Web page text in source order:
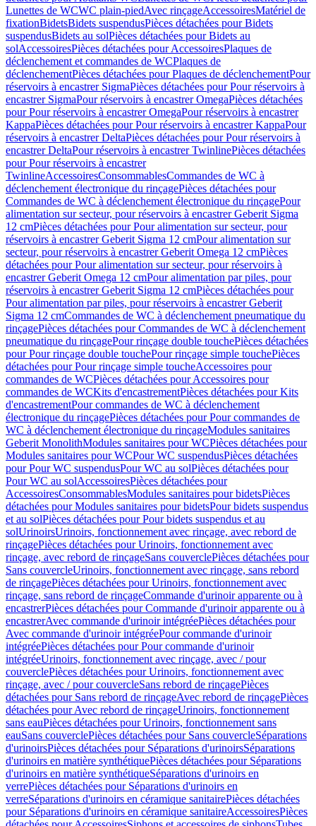
Lunettes de WCWC plain-piedAvec rinçageAccessoiresMatériel de
fixationBidetsBidets suspendusPièces détachées pour Bidets
suspendusBidets au solPièces détachées pour Bidets au
solAccessoiresPièces détachées pour AccessoiresPlaques de
déclenchement et commandes de WCPlaques de
déclenchementPièces détachées pour Plaques de déclenchementPour
réservoirs à encastrer SigmaPièces détachées pour Pour réservoirs à
encastrer SigmaPour réservoirs à encastrer OmegaPièces détachées
pour Pour réservoirs à encastrer OmegaPour réservoirs à encastrer
KappaPièces détachées pour Pour réservoirs à encastrer KappaPour
réservoirs à encastrer DeltaPièces détachées pour Pour réservoirs à
encastrer DeltaPour réservoirs à encastrer TwinlinePièces détachées
pour Pour réservoirs à encastrer
TwinlineAccessoiresConsommablesCommandes de WC à
déclenchement électronique du rinçagePièces détachées pour
Commandes de WC à déclenchement électronique du rinçagePour
alimentation sur secteur, pour réservoirs à encastrer Geberit Sigma
12 cmPièces détachées pour Pour alimentation sur secteur, pour
réservoirs à encastrer Geberit Sigma 12 cmPour alimentation sur
secteur, pour réservoirs à encastrer Geberit Omega 12 cmPièces
détachées pour Pour alimentation sur secteur, pour réservoirs à
encastrer Geberit Omega 12 cmPour alimentation par piles, pour
réservoirs à encastrer Geberit Sigma 12 cmPièces détachées pour
Pour alimentation par piles, pour réservoirs à encastrer Geberit
Sigma 12 cmCommandes de WC à déclenchement pneumatique du
rinçagePièces détachées pour Commandes de WC à déclenchement
pneumatique du rinçagePour rinçage double touchePièces détachées
pour Pour rinçage double touchePour rinçage simple touchePièces
détachées pour Pour rinçage simple toucheAccessoires pour
commandes de WCPièces détachées pour Accessoires pour
commandes de WCKits d'encastrementPièces détachées pour Kits
d'encastrementPour commandes de WC à déclenchement
électronique du rinçagePièces détachées pour Pour commandes de
WC à déclenchement électronique du rinçageModules sanitaires
Geberit MonolithModules sanitaires pour WCPièces détachées pour
Modules sanitaires pour WCPour WC suspendusPièces détachées
pour Pour WC suspendusPour WC au solPièces détachées pour
Pour WC au solAccessoiresPièces détachées pour
AccessoiresConsommablesModules sanitaires pour bidetsPièces
détachées pour Modules sanitaires pour bidetsPour bidets suspendus
et au solPièces détachées pour Pour bidets suspendus et au
solUrinoirsUrinoirs, fonctionnement avec rinçage, avec rebord de
rinçagePièces détachées pour Urinoirs, fonctionnement avec
rinçage, avec rebord de rinçageSans couverclePièces détachées pour
Sans couvercleUrinoirs, fonctionnement avec rinçage, sans rebord
de rinçagePièces détachées pour Urinoirs, fonctionnement avec
rinçage, sans rebord de rinçageCommande d'urinoir apparente ou à
encastrerPièces détachées pour Commande d'urinoir apparente ou à
encastrerAvec commande d'urinoir intégréePièces détachées pour
Avec commande d'urinoir intégréePour commande d'urinoir
intégréePièces détachées pour Pour commande d'urinoir
intégréeUrinoirs, fonctionnement avec rinçage, avec / pour
couverclePièces détachées pour Urinoirs, fonctionnement avec
rinçage, avec / pour couvercleSans rebord de rinçagePièces
détachées pour Sans rebord de rinçageAvec rebord de rinçagePièces
détachées pour Avec rebord de rinçageUrinoirs, fonctionnement
sans eauPièces détachées pour Urinoirs, fonctionnement sans
eauSans couverclePièces détachées pour Sans couvercleSéparations
d'urinoirsPièces détachées pour Séparations d'urinoirsSéparations
d'urinoirs en matière synthétiquePièces détachées pour Séparations
d'urinoirs en matière synthétiqueSéparations d'urinoirs en
verrePièces détachées pour Séparations d'urinoirs en
verreSéparations d'urinoirs en céramique sanitairePièces détachées
pour Séparations d'urinoirs en céramique sanitaireAccessoiresPièces